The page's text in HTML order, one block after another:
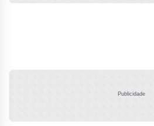
Publicidade